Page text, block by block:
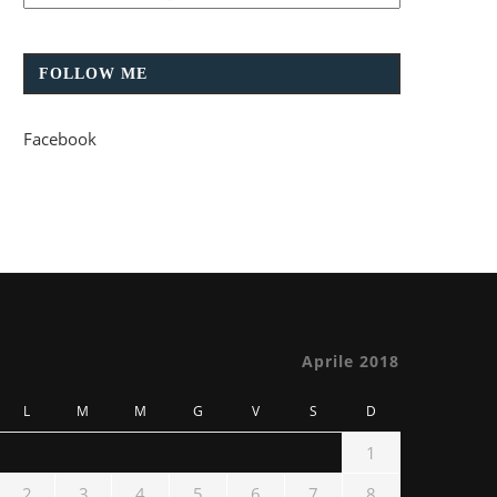
FOLLOW ME
Facebook
Aprile 2018
L M M G V S D
1